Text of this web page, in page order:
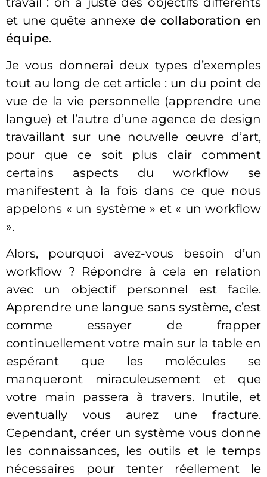
et une quête annexe de collaboration en
équipe.
Je vous donnerai deux types d’exemples
tout au long de cet article : un du point de
vue de la vie personnelle (apprendre une
langue) et l’autre d’une agence de design
travaillant sur une nouvelle œuvre d’art,
pour que ce soit plus clair comment
certains aspects du workflow se
manifestent à la fois dans ce que nous
appelons « un système » et « un workflow
».
Alors, pourquoi avez-vous besoin d’un
workflow ? Répondre à cela en relation
avec un objectif personnel est facile.
Apprendre une langue sans système, c’est
comme essayer de frapper
continuellement votre main sur la table en
espérant que les molécules se
manqueront miraculeusement et que
votre main passera à travers. Inutile, et
eventually vous aurez une fracture.
Cependant, créer un système vous donne
les connaissances, les outils et le temps
nécessaires pour tenter réellement le